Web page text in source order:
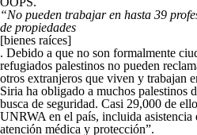
“No pueden trabajar en hasta 39
de propiedades
[bienes raíces]
. Debido a que no son formalmente
refugiados palestinos no pueden
otros extranjeros que viven y trabajan
Siria ha obligado a muchos palestinos
busca de seguridad. Casi 29,000 de
UNRWA en el país, incluida asistencia
atención médica y protección”.